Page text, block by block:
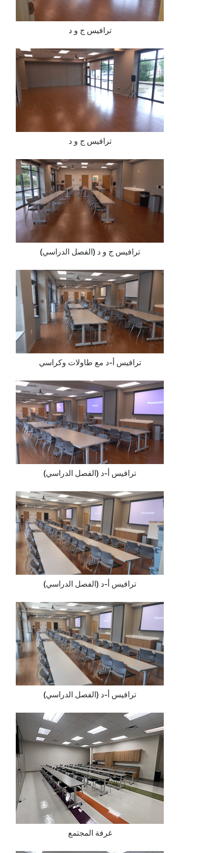
ترافيس ج و د
ترافيس ج و د
ترافيس ج و د (الفصل الدراسي)
ترافيس أ-د مع طاولات وكراسي
ترافيس أ-د (الفصل الدراسي)
ترافيس أ-د (الفصل الدراسي)
ترافيس أ-د (الفصل الدراسي)
غرفة المجتمع